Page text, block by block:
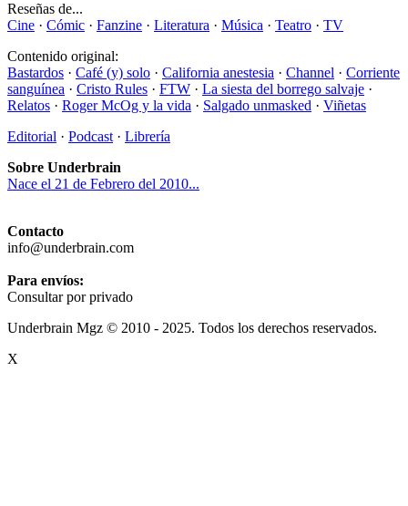
Reseñas de...
Cine · Cómic · Fanzine · Literatura · Música · Teatro · TV
Contenido original:
Bastardos · Café (y) solo · California anestesia · Channel · Corriente
sanguínea · Cristo Rules · FTW · La siesta del borrego salvaje ·
Relatos · Roger McOg y la vida · Salgado unmasked · Viñetas
Editorial · Podcast · Librería
Sobre Underbrain
Nace el 21 de Febrero del 2010...
Contacto
info@underbrain.com
Para envíos:
Consultar por privado
Underbrain Mgz © 2010 - 2025. Todos los derechos reservados.
X